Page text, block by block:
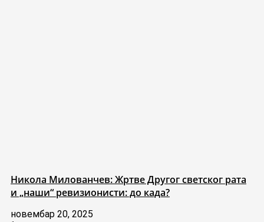
Никола Милованчев: Жртве Другог светског рата
и „наши“ ревизионисти: до када?
новембар 20, 2025